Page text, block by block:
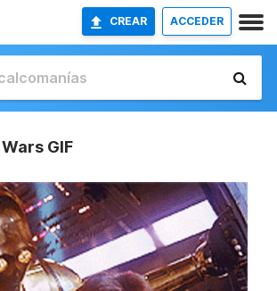
CREAR ACCEDER
GIF